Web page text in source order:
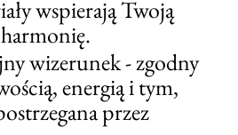
wspierają Twoją
wizerunek - zgodny
energią i tym,
przez